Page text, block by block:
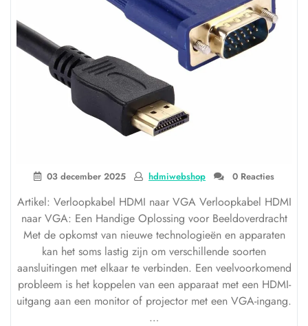
03 december 2025 hdmiwebshop 0 Reacties
Artikel: Verloopkabel HDMI naar VGA Verloopkabel HDMI
naar VGA: Een Handige Oplossing voor Beeldoverdracht
Met de opkomst van nieuwe technologieën en apparaten
kan het soms lastig zijn om verschillende soorten
aansluitingen met elkaar te verbinden. Een veelvoorkomend
probleem is het koppelen van een apparaat met een HDMI-
uitgang aan een monitor of projector met een VGA-ingang.
…